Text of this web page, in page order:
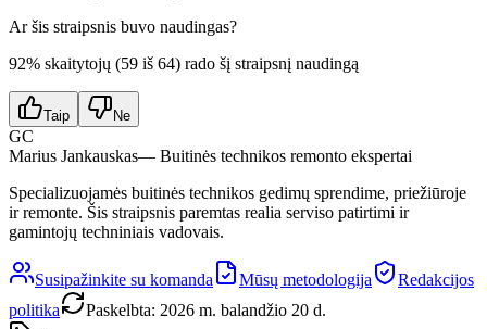
Ar šis straipsnis buvo naudingas?
92% skaitytojų (59 iš 64) rado šį straipsnį naudingą
Taip Ne
GC
Marius Jankauskas— Buitinės technikos remonto ekspertai
Specializuojamės buitinės technikos gedimų sprendime, priežiūroje
ir remonte. Šis straipsnis paremtas realia serviso patirtimi ir
gamintojų techniniais vadovais.
Susipažinkite su komanda Mūsų metodologija
Redakcijos
politika
Paskelbta: 2026 m. balandžio 20 d.